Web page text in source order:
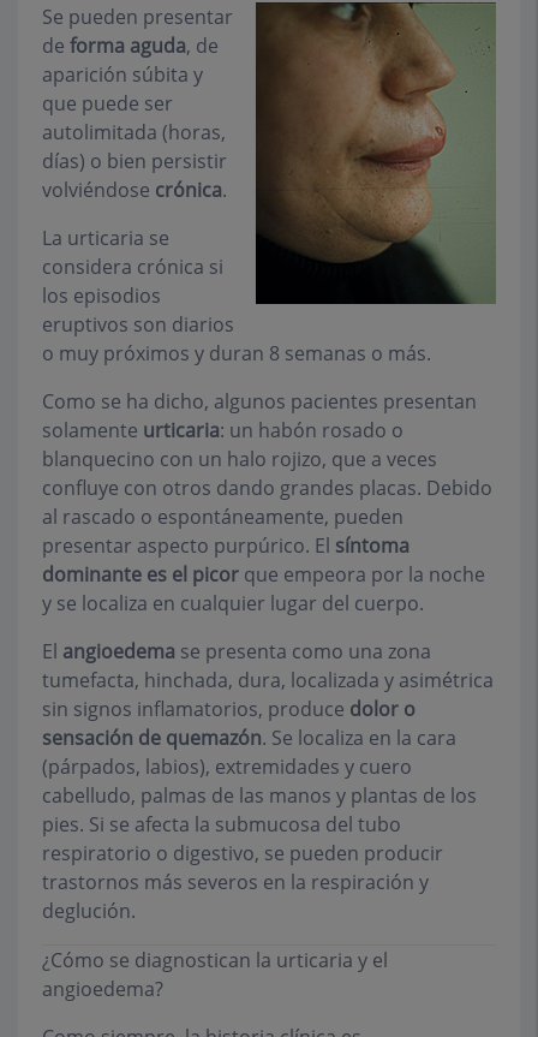
Se pueden presentar
de forma aguda, de
aparición súbita y
que puede ser
autolimitada (horas,
días) o bien persistir
volviéndose crónica.
La urticaria se
considera crónica si
los episodios
eruptivos son diarios
o muy próximos y duran 8 semanas o más.
Como se ha dicho, algunos pacientes presentan
solamente urticaria: un habón rosado o
blanquecino con un halo rojizo, que a veces
confluye con otros dando grandes placas. Debido
al rascado o espontáneamente, pueden
presentar aspecto purpúrico. El síntoma
dominante es el picor que empeora por la noche
y se localiza en cualquier lugar del cuerpo.
El angioedema se presenta como una zona
tumefacta, hinchada, dura, localizada y asimétrica
sin signos inflamatorios, produce dolor o
sensación de quemazón. Se localiza en la cara
(párpados, labios), extremidades y cuero
cabelludo, palmas de las manos y plantas de los
pies. Si se afecta la submucosa del tubo
respiratorio o digestivo, se pueden producir
trastornos más severos en la respiración y
deglución.
¿Cómo se diagnostican la urticaria y el
angioedema?